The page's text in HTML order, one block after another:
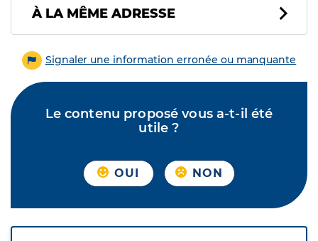
À LA MÊME ADRESSE
Signaler une information erronée ou manquante
Le contenu proposé vous a-t-il été
utile ?
OUI NON